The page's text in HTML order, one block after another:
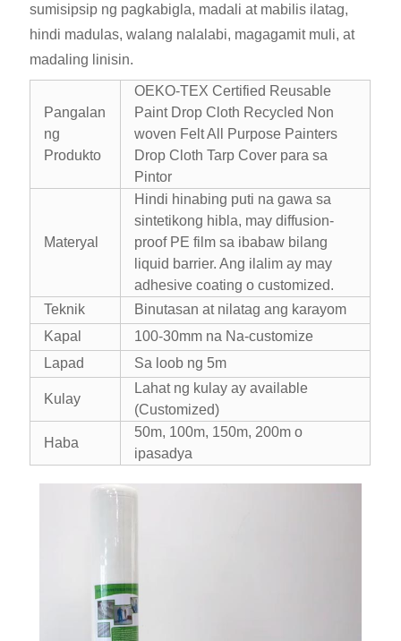
sumisipsip ng pagkabigla, madali at mabilis ilatag,
hindi madulas, walang nalalabi, magagamit muli, at
madaling linisin.
Pangalan
ng
Produkto
OEKO-TEX Certified Reusable
Paint Drop Cloth Recycled Non
woven Felt All Purpose Painters
Drop Cloth Tarp Cover para sa
Pintor
Materyal
Hindi hinabing puti na gawa sa
sintetikong hibla, may diffusion-
proof PE film sa ibabaw bilang
liquid barrier. Ang ilalim ay may
adhesive coating o customized.
Teknik
Binutasan at nilatag ang karayom
Kapal
100-30mm na Na-customize
Lapad
Sa loob ng 5m
Kulay
Lahat ng kulay ay available
(Customized)
Haba
50m, 100m, 150m, 200m o
ipasadya